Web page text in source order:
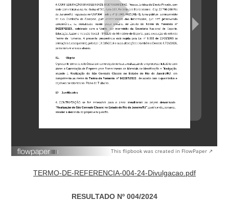
This flipbook was created in FlowPaper ↗
TERMO-DE-REFERENCIA-004-24-Divulgacao.pdf
RESULTADO Nº 004/2024